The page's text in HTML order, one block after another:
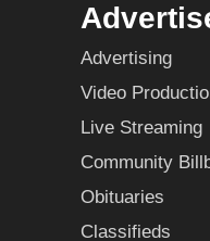
Advertising
Video
Live Streaming
Community
Obituaries
Classifieds